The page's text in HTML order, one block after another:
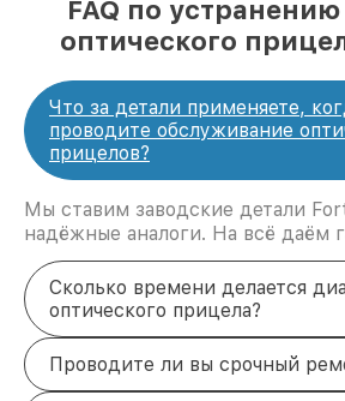
FAQ по
оптического
Что за детали применяете,
проводите обслуживание
прицелов?
Мы ставим заводские детали
надёжные аналоги. На всё даём
Сколько времени делается
оптического прицела?
Проводите ли вы срочный